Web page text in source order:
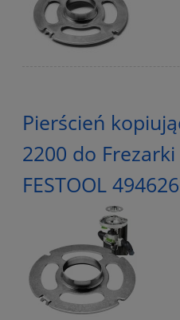
Pierścień
2200 do Frezarki
FESTOOL 494626